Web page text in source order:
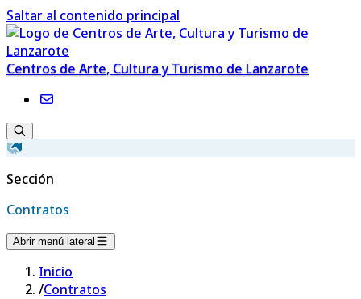
Saltar al contenido principal
Centros de Arte, Cultura y Turismo de Lanzarote
Sección
Contratos
Abrir menú lateral
Inicio
/Contratos